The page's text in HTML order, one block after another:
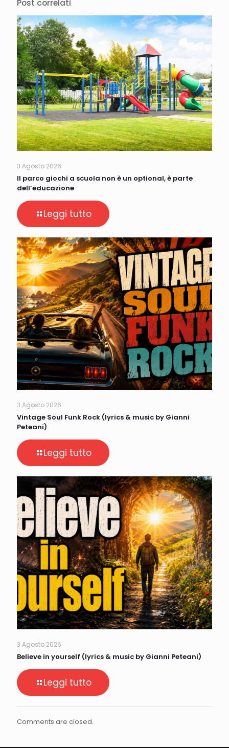
Post correlati
3 Agosto 2026
Il parco giochi a scuola non è un optional, è parte
dell’educazione
Leggi tutto
3 Agosto 2026
Vintage Soul Funk Rock (lyrics & music by Gianni
Peteani)
Leggi tutto
3 Agosto 2026
Believe in yourself (lyrics & music by Gianni Peteani)
Leggi tutto
Comments are closed.